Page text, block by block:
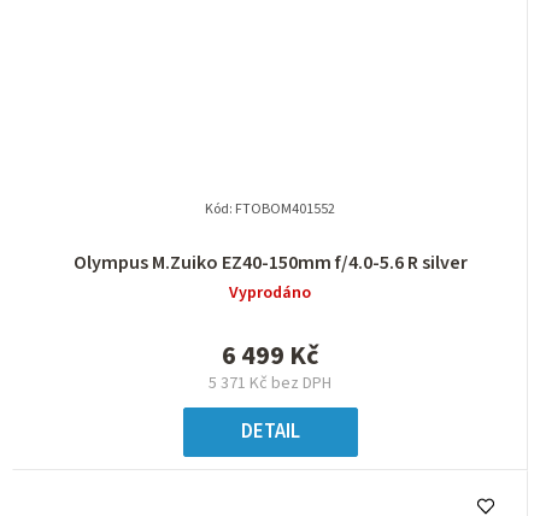
Olympus M.Zuiko EZ40-150mm f/4.0-5.6 R silver
Vyprodáno
5 371 Kč bez DPH
6 499 Kč
DETAIL
Kód: FTOBOM401552